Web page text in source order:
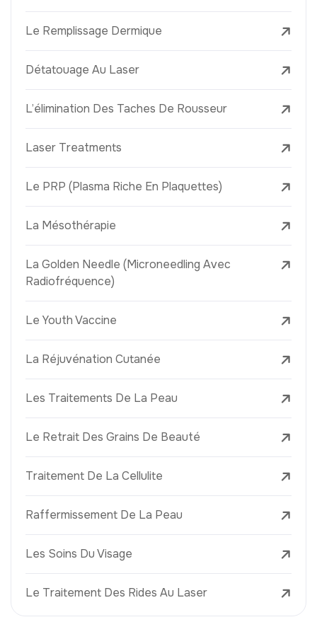
Le Remplissage Dermique
Détatouage Au Laser
L’élimination Des Taches De Rousseur
Laser Treatments
Le PRP (Plasma Riche En Plaquettes)
La Mésothérapie
La Golden Needle (Microneedling Avec
Radiofréquence)
Le Youth Vaccine
La Réjuvénation Cutanée
Les Traitements De La Peau
Le Retrait Des Grains De Beauté
Traitement De La Cellulite
Raffermissement De La Peau
Les Soins Du Visage
Le Traitement Des Rides Au Laser